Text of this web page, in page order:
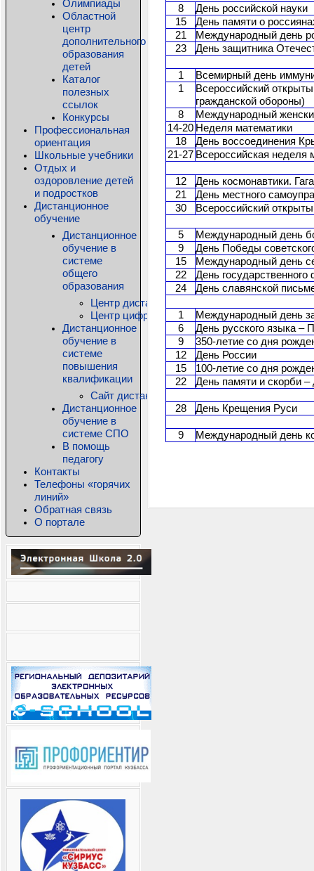
Олимпиады
Областной
центр
дополнительного
образования
детей
Каталог
полезных
ссылок
Конкурсы
Профессиональная
ориентация
Школьные учебники
Отдых и
оздоровление детей
и подростков
Дистанционное
обучение
Дистанционное
обучение в
системе
общего
образования
Центр дистанционного образования детей-
Центр цифровых технологий КРИПКиПРО
Дистанционное
обучение в
системе
повышения
квалификации
Сайт дистанционного обучения КРИПКиПРО
Дистанционное
обучение в
системе СПО
В помощь
педагогу
Контакты
Телефоны «горячих
линий»
Обратная связь
О портале
8
День российской науки
15
День памяти о
21
Международный день
23
День защитника
1
Всемирный день
1
Всероссийский
гражданской обороны)
8
Международный
14-20 Неделя математики
18
День воссоединения
21-27 Всероссийская
12
День космонавтики.
21
День местного
30
Всероссийский
5
Международный день
9
День Победы
15
Международный день
22
День
24
День славянской
1
Международный день
6
День русского языка –
9
350-летие со дня
12
День России
15
100-летие со дня
22
День памяти и скорби
28 День Крещения Руси
9 Международный день